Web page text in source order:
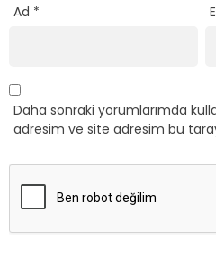
Ad *
Daha sonraki yorumlarımda
adresim ve site adresim bu